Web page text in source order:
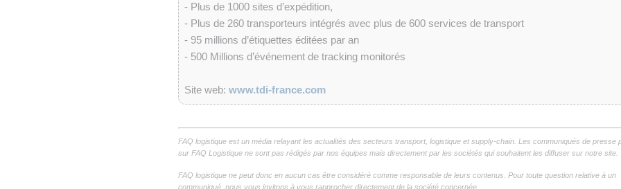
- Plus de 1000 sites d’expédition,
- Plus de 260 transporteurs intégrés avec plus de 600 services de transport
- 95 millions d’étiquettes éditées par an
- 500 Millions d’événement de tracking monitorés
Site web: www.tdi-france.com
FAQ logistique est un média relayant les actualités des secteurs transport, logistique et supply-chain. Les communiqués de presse
sur FAQ Logistique ne sont pas rédigés par nos équipes mais directement par les sociétés qui souhaitent les diffuser sur notre site.
FAQ logistique ne peut donc en aucun cas être considéré comme responsable de leurs contenus. Pour toute question relative à un
communiqué, nous vous invitons à vous rapprocher directement de la société concernée.